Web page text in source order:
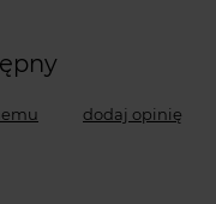
dodaj opinię